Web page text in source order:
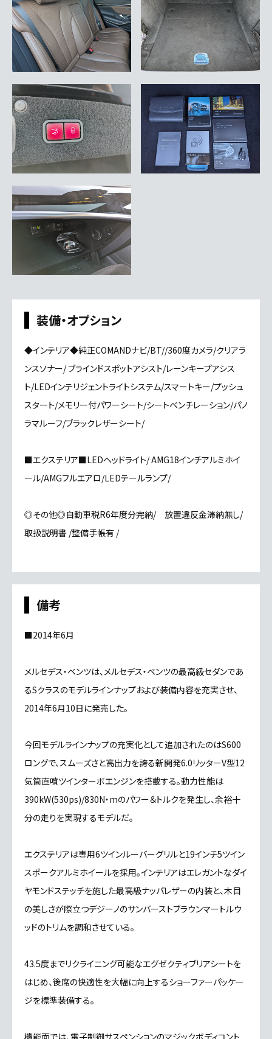
装備・オプション
◆インテリア◆純正COMANDナビ/BT//360度カメラ/クリアラ
ンスソナー/ ブラインドスポットアシスト/レーンキープアシス
ト/LEDインテリジェントライトシステム/スマートキー/プッシュ
スタート/メモリー付パワーシート/シートベンチレーション/パノ
ラマルーフ/ブラックレザーシート/
■エクステリア■LEDヘッドライト/ AMG18インチアルミホイ
ール/AMGフルエアロ/LEDテールランプ/
◎その他◎自動車税R6年度分完納/ 放置違反金滞納無し/
取扱説明書 /整備手帳有 /
備考
■2014年6月
メルセデス・ベンツは、メルセデス・ベンツの最高級セダンであ
るSクラスのモデルラインナップおよび装備内容を充実させ、
2014年6月10日に発売した。
今回モデルラインナップの充実化として追加されたのはS600
ロングで、スムーズさと高出力を誇る新開発6.0リッターV型12
気筒直噴ツインターボエンジンを搭載する。動力性能は
390kW(530ps)/830N・mのパワー＆トルクを発生し、余裕十
分の走りを実現するモデルだ。
エクステリアは専用6ツインルーバーグリルと19インチ5ツイン
スポークアルミホイールを採用。インテリアはエレガントなダイ
ヤモンドステッチを施した最高級ナッパレザーの内装と、木目
の美しさが際立つデジーノのサンバーストブラウンマートルウ
ッドのトリムを調和させている。
43.5度までリクライニング可能なエグゼクティブリアシートを
はじめ、後席の快適性を大幅に向上するショーファーパッケー
ジを標準装備する。
機能面では、電子制御サスペンションのマジックボディコント